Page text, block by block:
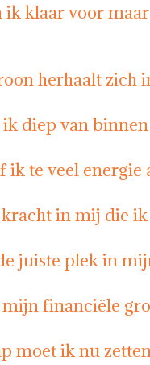
ik klaar voor
herhaalt zich
diep van
ik te veel energie
in mij die
juiste plek in
mijn financiële
moet ik nu